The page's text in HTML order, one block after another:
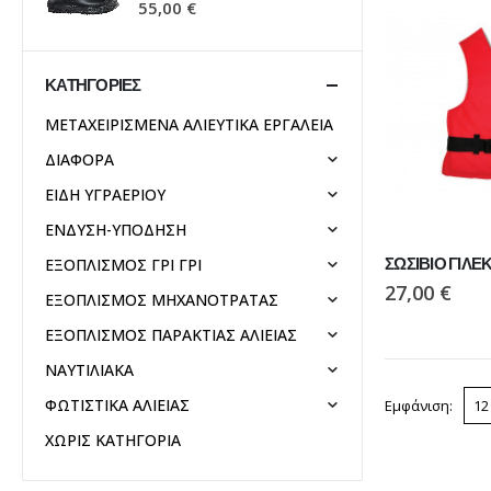
ΣΩΣΙΒΙΟ
27,00 €
Εμφάνιση:
55,00 €
ΚΑΤΗΓΟΡΊΕΣ
ΜΕΤΑΧΕΙΡΙΣΜΕΝΑ ΑΛΙΕΥΤΙΚΑ ΕΡΓΑΛΕΙΑ
ΔΙΑΦΟΡΑ
ΕΙΔΗ ΥΓΡΑΕΡΙΟΥ
ΕΝΔΥΣΗ-ΥΠΟΔΗΣΗ
ΕΞΟΠΛΙΣΜΟΣ ΓΡΙ ΓΡΙ
ΕΞΟΠΛΙΣΜΟΣ ΜΗΧΑΝΟΤΡΑΤΑΣ
ΕΞΟΠΛΙΣΜΟΣ ΠΑΡΑΚΤΙΑΣ ΑΛΙΕΙΑΣ
ΝΑΥΤΙΛΙΑΚΑ
ΦΩΤΙΣΤΙΚΑ ΑΛΙΕΙΑΣ
ΧΩΡΙΣ ΚΑΤΗΓΟΡΙΑ